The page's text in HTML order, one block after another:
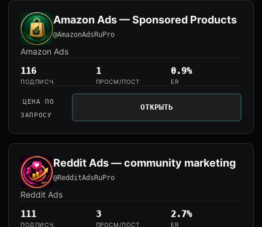
Amazon Ads — Sponsored Products
@AmazonAdsRuPro
Amazon Ads
116
ПОДПИСЧ.
1
ПРОСМ/ПОСТ
0.9%
ER
ЦЕНА ПО
ЗАПРОСУ
ОТКРЫТЬ
Reddit Ads — community marketing
@RedditAdsRuPro
Reddit Ads
111
ПОДПИСЧ.
3
ПРОСМ/ПОСТ
2.7%
ER